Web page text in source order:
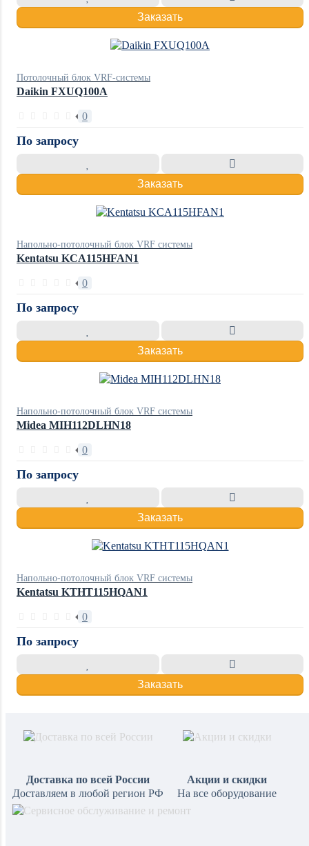
Заказать
Потолочный блок VRF-системы
Daikin FXUQ100A
0
По запросу
Заказать
Напольно-потолочный блок VRF системы
Kentatsu KCA115HFAN1
0
По запросу
Заказать
Напольно-потолочный блок VRF системы
Midea MIH112DLHN18
0
По запросу
Заказать
Напольно-потолочный блок VRF системы
Kentatsu KTHT115HQAN1
0
По запросу
Заказать
Доставка по всей России
Доставляем в любой регион РФ
Акции и скидки
На все оборудование